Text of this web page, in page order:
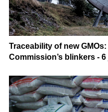
Traceability of new
Commission’s blinkers -